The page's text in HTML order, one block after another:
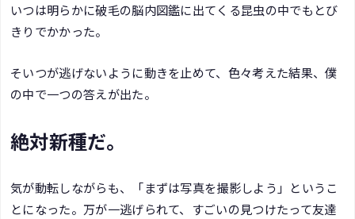
いつは明らかに破毛の脳内図鑑に出てくる昆虫の中でもとび
きりでかかった。
そいつが逃げないように動きを止めて、色々考えた結果、僕
の中で一つの答えが出た。
絶対新種だ。
気が動転しながらも、「まずは写真を撮影しよう」というこ
とになった。万が一逃げられて、すごいの見つけたって友達